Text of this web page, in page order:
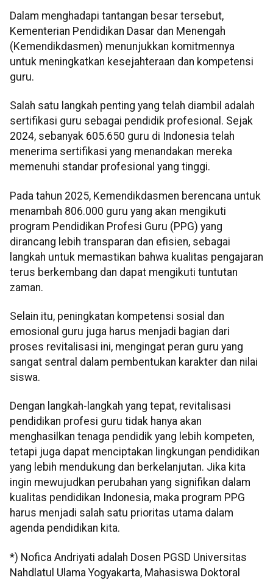
Dalam menghadapi tantangan besar tersebut,
Kementerian Pendidikan Dasar dan Menengah
(Kemendikdasmen) menunjukkan komitmennya
untuk meningkatkan kesejahteraan dan kompetensi
guru.
Salah satu langkah penting yang telah diambil adalah
sertifikasi guru sebagai pendidik profesional. Sejak
2024, sebanyak 605.650 guru di Indonesia telah
menerima sertifikasi yang menandakan mereka
memenuhi standar profesional yang tinggi.
Pada tahun 2025, Kemendikdasmen berencana untuk
menambah 806.000 guru yang akan mengikuti
program Pendidikan Profesi Guru (PPG) yang
dirancang lebih transparan dan efisien, sebagai
langkah untuk memastikan bahwa kualitas pengajaran
terus berkembang dan dapat mengikuti tuntutan
zaman.
Selain itu, peningkatan kompetensi sosial dan
emosional guru juga harus menjadi bagian dari
proses revitalisasi ini, mengingat peran guru yang
sangat sentral dalam pembentukan karakter dan nilai
siswa.
Dengan langkah-langkah yang tepat, revitalisasi
pendidikan profesi guru tidak hanya akan
menghasilkan tenaga pendidik yang lebih kompeten,
tetapi juga dapat menciptakan lingkungan pendidikan
yang lebih mendukung dan berkelanjutan. Jika kita
ingin mewujudkan perubahan yang signifikan dalam
kualitas pendidikan Indonesia, maka program PPG
harus menjadi salah satu prioritas utama dalam
agenda pendidikan kita.
*) Nofica Andriyati adalah Dosen PGSD Universitas
Nahdlatul Ulama Yogyakarta, Mahasiswa Doktoral